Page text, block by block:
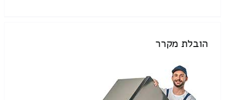
הובלת מקרר